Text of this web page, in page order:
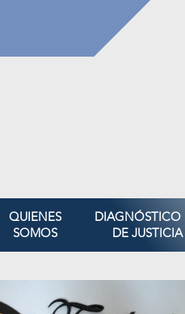
QUIENES
SOMOS
DIAGNÓSTICO
DE